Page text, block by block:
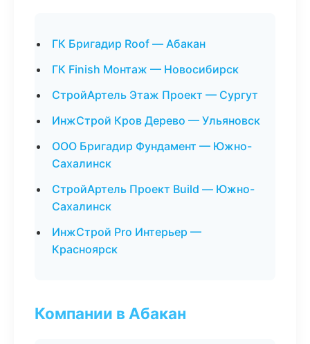
ГК Бригадир Roof — Абакан
ГК Finish Монтаж — Новосибирск
СтройАртель Этаж Проект — Сургут
ИнжСтрой Кров Дерево — Ульяновск
ООО Бригадир Фундамент — Южно-
Сахалинск
СтройАртель Проект Build — Южно-
Сахалинск
ИнжСтрой Pro Интерьер —
Красноярск
Компании в Абакан